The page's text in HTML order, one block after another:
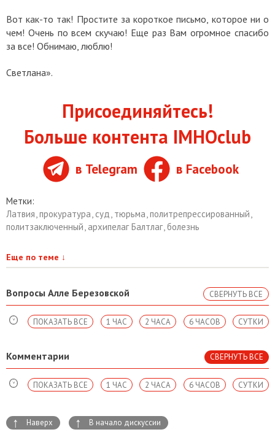
Вот как-то так! Простите за короткое письмо, которое ни о
чем! Очень по всем скучаю! Еще раз Вам огромное спасибо
за все! Обнимаю, люблю!
Светлана».
Присоединяйтесь!
Больше контента IMHOclub
в Telegram в Facebook
Метки:
Латвия,прокуратура, суд, тюрьма,политрепрессированный,
политзаключенный, архипелаг Балтлаг,болезнь
Еще по теме ↓
Вопросы Алле Березовской СВЕРНУТЬ ВСЕ
СУТКИ
6 ЧАСОВ
2 ЧАСА
1 ЧАС
ПОКАЗАТЬ ВСЕ
Комментарии СВЕРНУТЬ ВСЕ
СУТКИ
6 ЧАСОВ
2 ЧАСА
1 ЧАС
ПОКАЗАТЬ ВСЕ
↑ Наверх ↑ В начало дискуссии